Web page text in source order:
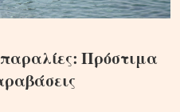
Πρόστιμα